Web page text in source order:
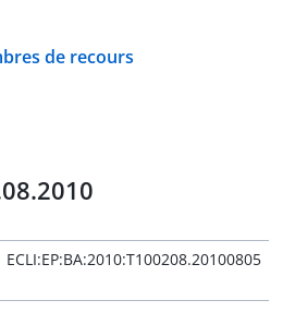
de recours
ECLI:EP:BA:2010:T100208.20100805